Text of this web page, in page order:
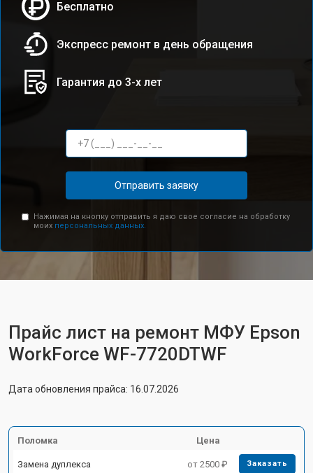
Бесплатно
Экспресс ремонт в день обращения
Гарантия до 3-х лет
Отправить заявку
Нажимая на кнопку отправить я даю свое согласие на обработку
моих персональных данных.
Прайс лист на ремонт МФУ Epson
WorkForce WF-7720DTWF
Дата обновления прайса: 16.07.2026
Поломка Цена
Замена дуплекса от 2500 ₽ Заказать